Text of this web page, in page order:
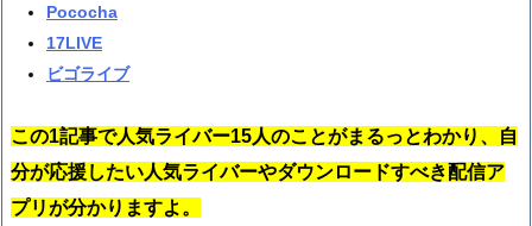
Pococha
17LIVE
ビゴライブ
この1記事で人気ライバー15人のことがまるっとわかり、自
分が応援したい人気ライバーやダウンロードすべき配信ア
プリが分かりますよ。